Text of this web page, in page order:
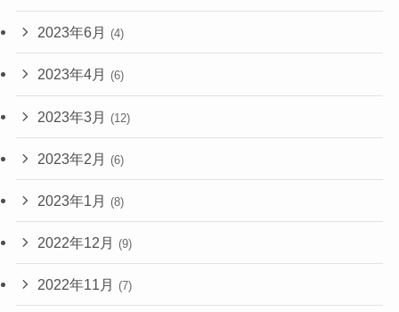
2023年6月 (4)
2023年4月 (6)
2023年3月 (12)
2023年2月 (6)
2023年1月 (8)
2022年12月 (9)
2022年11月 (7)